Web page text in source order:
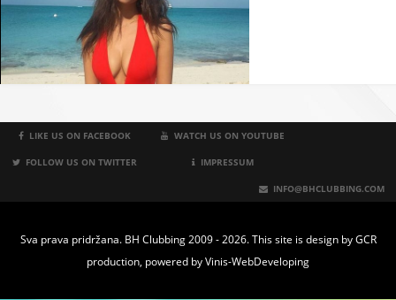
LIKE US ON FACEBOOK WATCH US ON YOUTUBE
FOLLOW US ON TWITTER IMPRESSUM
INFO@BHCLUBBING.COM
Sva prava pridržana. BH Clubbing 2009 - 2026. This site is design byGCR
production, powered byVinis-WebDeveloping